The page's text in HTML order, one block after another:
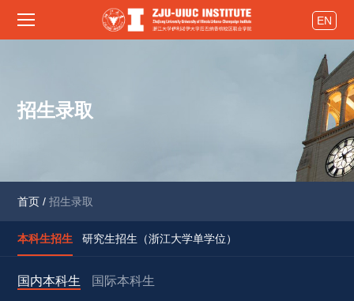
EN
招生录取
首页 / 招生录取
本科生招生 研究生招生（浙江大学单学位）
国内本科生 国际本科生